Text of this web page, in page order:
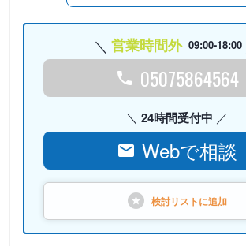
営業時間外 09:00-18:00
05075864564
24時間受付中
Webで相談
検討リストに追加